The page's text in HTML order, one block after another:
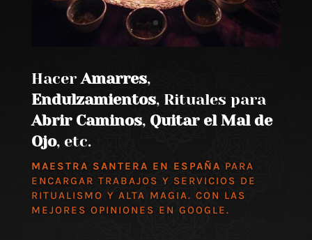
Hacer Amarres,
Endulzamientos, Rituales para
Abrir Caminos, Quitar el Mal de
Ojo, etc.
MAESTRA SANTERA EN ESPAÑA PARA
ENCARGAR TRABAJOS Y SERVICIOS DE
RITUALISMO Y ALTA MAGIA. CON LAS
MEJORES OPINIONES EN GOOGLE.